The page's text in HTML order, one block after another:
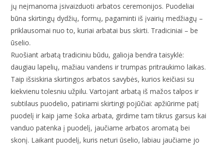
jų neįmanoma įsivaizduoti arbatos ceremonijos. Puodeliai
būna skirtingų dydžių, formų, pagaminti iš įvairių medžiagų –
priklausomai nuo to, kuriai arbatai bus skirti. Tradiciniai – be
ūselio.
Ruošiant arbatą tradiciniu būdu, galioja bendra taisyklė:
daugiau lapelių, mažiau vandens ir trumpas pritraukimo laikas.
Taip išsiskiria skirtingos arbatos savybės, kurios keičiasi su
kiekvienu tolesniu užpilu. Vartojant arbatą iš mažos talpos ir
subtilaus puodelio, patiriami skirtingi pojūčiai: apžiūrime patį
puodelį ir kaip jame šoka arbata, girdime tam tikrus garsus kai
vanduo patenka į puodelį, jaučiame arbatos aromatą bei
skonį. Laikant puodelį, kuris neturi ūselio, labiau jaučiame jo